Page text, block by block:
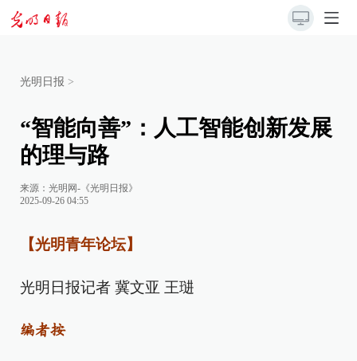
光明日报 >
“智能向善”：人工智能创新发展
的理与路
来源： 光明网-《光明日报》
2025-09-26 04:55
【光明青年论坛】
光明日报记者 冀文亚 王琎
编者按